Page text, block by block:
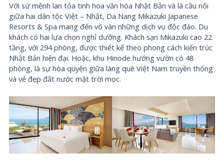
Với sứ mệnh lan tỏa tinh hoa văn hóa Nhật Bản và là cầu nối
giữa hai dân tộc Việt – Nhật, Da Nang Mikazuki Japanese
Resorts & Spa mang đến vô vàn những dịch vụ độc đáo. Du
khách có hai lựa chọn nghỉ dưỡng. Khách sạn Mikazuki cao 22
tầng, với 294 phòng, được thiết kế theo phong cách kiến trúc
Nhật Bản hiện đại. Hoặc, khu Hinode hướng vườn có 48
phòng, là sự hòa quyện giữa làng quê Việt Nam truyền thống
và vẻ đẹp đất nước mặt trời mọc.